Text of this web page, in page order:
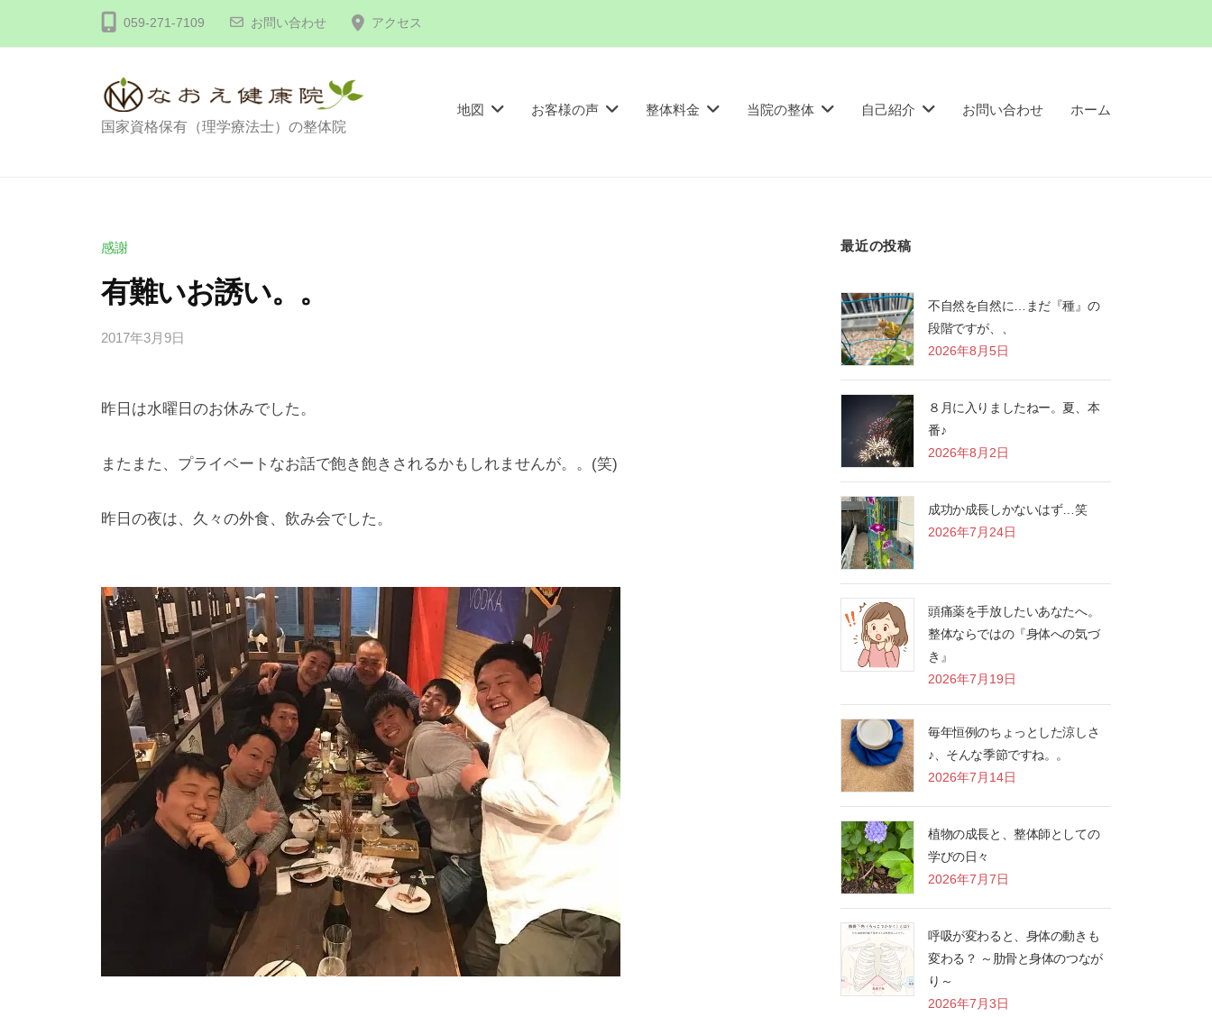
059-271-7109 お問い合わせ アクセス
整
え
健
康
院
国家資格保有（理学療法士）の整体院
地図 お客様の声 整体料金 当院の整体 自己紹介 お問い合わせ ホーム
感謝
有難いお誘い。。
2017年3月9日
e
k
e
の
メ
昨日は水曜日のお休みでした。
またまた、プライベートなお話で飽き飽きされるかもしれませんが。。(笑)
昨日の夜は、久々の外食、飲み会でした。
最近の投稿
不自然を自然に…まだ『種』の
段階ですが、、
2026年8月5日
８月に入りましたねー。夏、本
番♪
2026年8月2日
成功か成長しかないはず…笑
2026年7月24日
頭痛薬を手放したいあなたへ。
整体ならではの『身体への気づ
き』
2026年7月19日
毎年恒例のちょっとした涼しさ
♪、そんな季節ですね。。
2026年7月14日
植物の成長と、整体師としての
学びの日々
2026年7月7日
呼吸が変わると、身体の動きも
変わる？ ～肋骨と身体のつなが
り～
2026年7月3日
体
な
え
健